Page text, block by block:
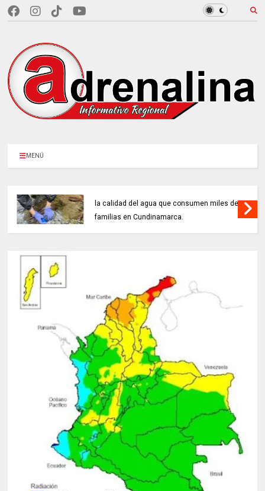
MENÚ
la calidad del agua que consumen miles de
familias en Cundinamarca.